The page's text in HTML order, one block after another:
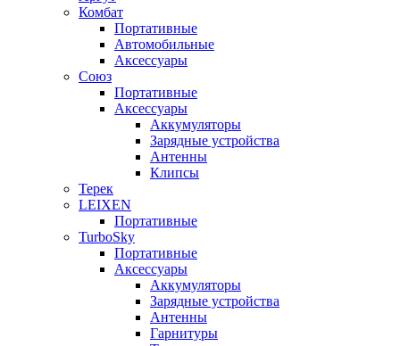
Комбат
Портативные
Автомобильные
Аксессуары
Союз
Портативные
Аксессуары
Аккумуляторы
Зарядные устройства
Антенны
Клипсы
Терек
LEIXEN
Портативные
TurboSky
Портативные
Аксессуары
Аккумуляторы
Зарядные устройства
Антенны
Гарнитуры